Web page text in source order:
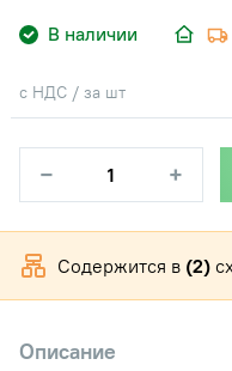
В наличии
с НДС / за шт
− +
Содержится в (2)
Описание